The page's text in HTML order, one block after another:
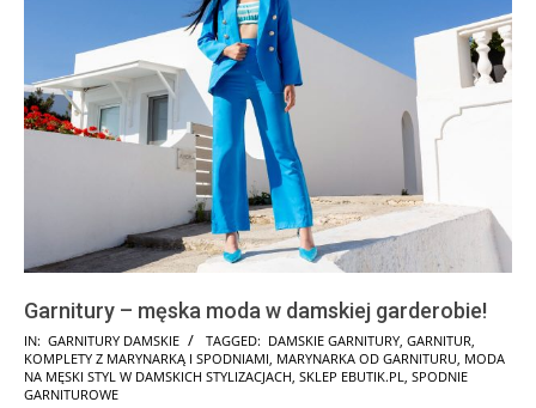
Garnitury – męska moda w damskiej garderobie!
2026-
05-
18
IN: GARNITURY DAMSKIE TAGGED: DAMSKIE GARNITURY, GARNITUR,
KOMPLETY Z MARYNARKĄ I SPODNIAMI, MARYNARKA OD GARNITURU, MODA
NA MĘSKI STYL W DAMSKICH STYLIZACJACH, SKLEP EBUTIK.PL, SPODNIE
GARNITUROWE